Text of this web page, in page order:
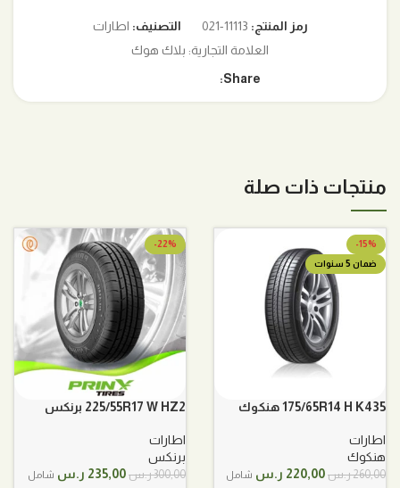
رمز المنتج: 11113-021 التصنيف: اطارات
العلامة التجارية: بلاك هوك
Share:
منتجات ذات صلة
-15%
ضمان 5 سنوات
175/65R14 H K435 هنكوك
اطارات
هنكوك
260,00ر.س السعر
220,00 ر.س السعر
شامل
-22%
225/55R17 W HZ2 برنكس
اطارات
برنكس
300,00ر.س السعر
235,00 ر.س السعر
شامل